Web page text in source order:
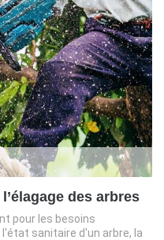
des arbres
pour les besoins
sanitaire d'un arbre, la